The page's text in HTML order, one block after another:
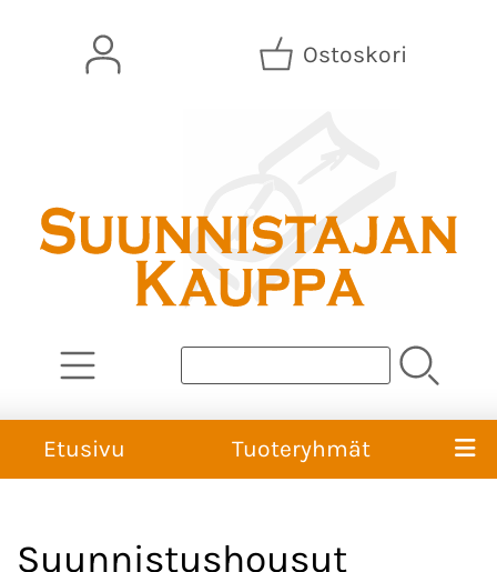
Ostoskori
Etusivu Tuoteryhmät
Suunnistushousut